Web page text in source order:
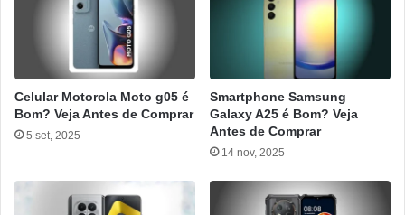
Celular Motorola Moto g05 é
Bom? Veja Antes de Comprar
5 set, 2025
Smartphone Samsung
Galaxy A25 é Bom? Veja
Antes de Comprar
14 nov, 2025